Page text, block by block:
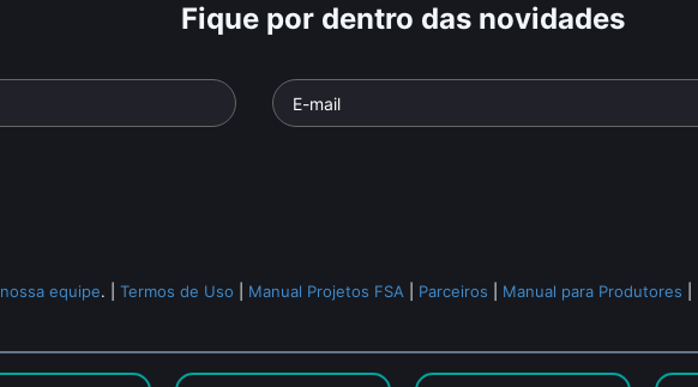
Fique por dentro das novidades
nossa equipe. |Termos de Uso Manual Projetos FSA Parceiros Manual para Produtores